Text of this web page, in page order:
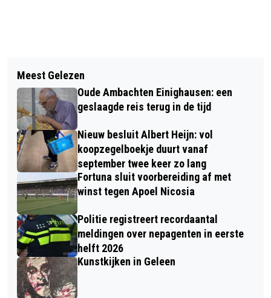
CURSUS BIJENPRODUCTEN BIJ GILDE
DE GRAVEN
FORTUNA VROUWEN PAKT DRIE
PUNTEN IN VELSEN-ZUID
Meest Gelezen
Oude Ambachten Einighausen: een
geslaagde reis terug in de tijd
Nieuw besluit Albert Heijn: vol
koopzegelboekje duurt vanaf
september twee keer zo lang
Fortuna sluit voorbereiding af met
winst tegen Apoel Nicosia
Politie registreert recordaantal
meldingen over nepagenten in eerste
helft 2026
Kunstkijken in Geleen